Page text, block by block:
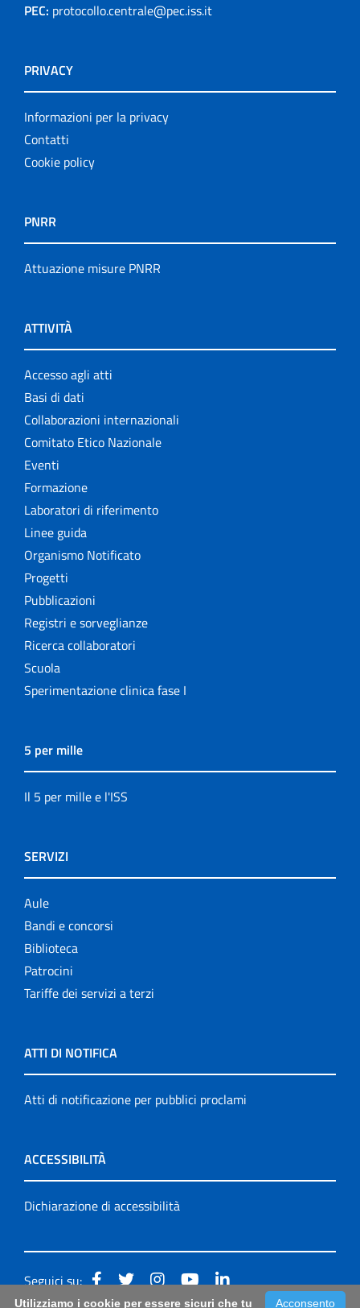
PEC: protocollo.centrale@pec.iss.it
PRIVACY
Informazioni per la privacy
Contatti
Cookie policy
PNRR
Attuazione misure PNRR
ATTIVITÀ
Accesso agli atti
Basi di dati
Collaborazioni internazionali
Comitato Etico Nazionale
Eventi
Formazione
Laboratori di riferimento
Linee guida
Organismo Notificato
Progetti
Pubblicazioni
Registri e sorveglianze
Ricerca collaboratori
Scuola
Sperimentazione clinica fase I
5 per mille
Il 5 per mille e l'ISS
SERVIZI
Aule
Bandi e concorsi
Biblioteca
Patrocini
Tariffe dei servizi a terzi
ATTI DI NOTIFICA
Atti di notificazione per pubblici proclami
ACCESSIBILITÀ
Dichiarazione di accessibilità
Seguici su:
Acconsento
Utilizziamo i cookie per essere sicuri che tu